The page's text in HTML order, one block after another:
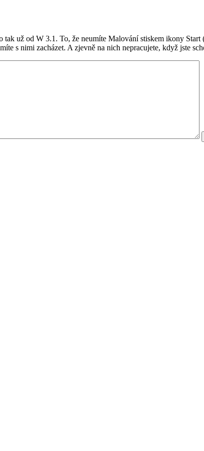
už od W 3.1. To, že neumíte Malování stiskem ikony Start
s nimi zacházet. A zjevně na nich nepracujete, když jste